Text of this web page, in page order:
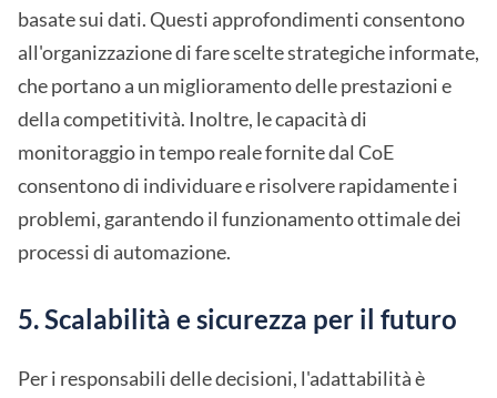
basate sui dati. Questi approfondimenti consentono
all'organizzazione di fare scelte strategiche informate,
che portano a un miglioramento delle prestazioni e
della competitività. Inoltre, le capacità di
monitoraggio in tempo reale fornite dal CoE
consentono di individuare e risolvere rapidamente i
problemi, garantendo il funzionamento ottimale dei
processi di automazione.
5. Scalabilità e sicurezza per il futuro
Per i responsabili delle decisioni, l'adattabilità è